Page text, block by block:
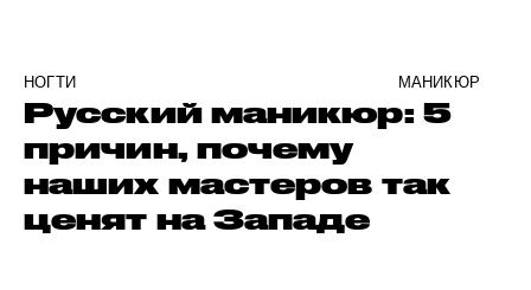
НОГТИ МАНИКЮР
Русский маникюр: 5
причин, почему
наших мастеров так
ценят на Западе